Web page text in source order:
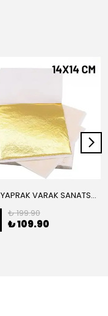
ALTIN YAPRAK VARAK SANATSAL BÜYÜK BOY FOLYO EPOKSİ REÇİNE NAİL ART 8 ADET ALTIN RENK 14X14 CM
₺ 199.90
₺ 109.90